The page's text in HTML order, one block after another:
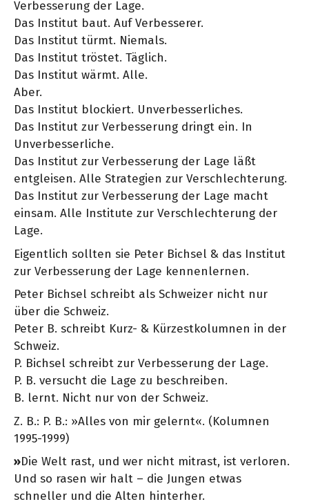
Verbesserung der Lage.
Das Institut baut. Auf Verbesserer.
Das Institut türmt. Niemals.
Das Institut tröstet. Täglich.
Das Institut wärmt. Alle.
Aber.
Das Institut blockiert. Unverbesserliches.
Das Institut zur Verbesserung dringt ein. In
Unverbesserliche.
Das Institut zur Verbesserung der Lage läßt
entgleisen. Alle Strategien zur Verschlechterung.
Das Institut zur Verbesserung der Lage macht
einsam. Alle Institute zur Verschlechterung der
Lage.
Eigentlich sollten sie Peter Bichsel & das Institut
zur Verbesserung der Lage kennenlernen.
Peter Bichsel schreibt als Schweizer nicht nur
über die Schweiz.
Peter B. schreibt Kurz- & Kürzestkolumnen in der
Schweiz.
P. Bichsel schreibt zur Verbesserung der Lage.
P. B. versucht die Lage zu beschreiben.
B. lernt. Nicht nur von der Schweiz.
Z. B.: P. B.: »Alles von mir gelernt«. (Kolumnen
1995-1999)
»Die Welt rast, und wer nicht mitrast, ist verloren.
Und so rasen wir halt – die Jungen etwas
schneller und die Alten hinterher.